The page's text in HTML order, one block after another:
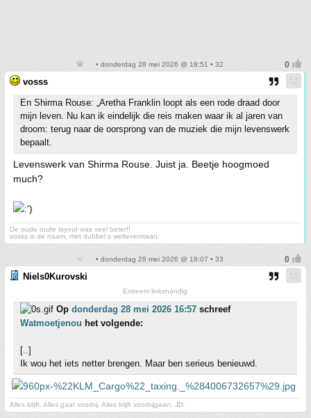
• donderdag 28 mei 2026 @ 18:51 • 32
vosss
En Shirma Rouse: „Aretha Franklin loopt als een rode draad door
mijn leven. Nu kan ik eindelijk die reis maken waar ik al jaren van
droom: terug naar de oorsprong van de muziek die mijn levenswerk
bepaalt.
Levenswerk van Shirma Rouse. Juist ja. Beetje hoogmoed
much?
De oude oude layout was veel beter!!
vosss is de naam, met dubbel s welteverstaan.
• donderdag 28 mei 2026 @ 19:07 • 33
Niels0Kurovski
Extreem linkshandig
Op donderdag 28 mei 2026 16:57 schreef
Watmoetjenou het volgende:
[..]
Ik wou het iets netter brengen. Maar ben serieus benieuwd.
Alles blijft. Alles gaat voorbij. Alles blijft voorbijgaan. JD.